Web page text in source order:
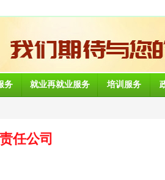
务 就业再就业服务 培训服务
任公司